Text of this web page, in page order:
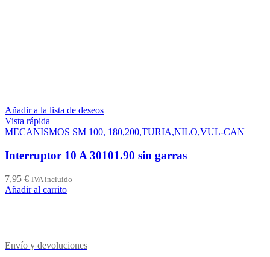
Añadir a la lista de deseos
Vista rápida
MECANISMOS SM 100, 180,200,TURIA,NILO,VUL-CAN
Interruptor 10 A 30101.90 sin garras
7,95 € IVA incluido
Añadir al carrito
Envío y devoluciones